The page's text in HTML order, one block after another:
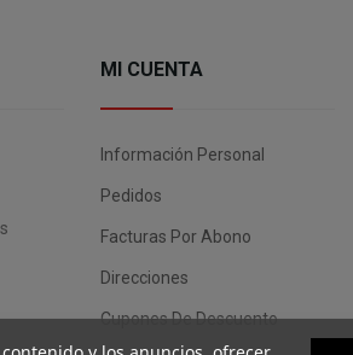
MI CUENTA
Información Personal
Pedidos
Facturas Por Abono
Direcciones
Cupones De Descuento